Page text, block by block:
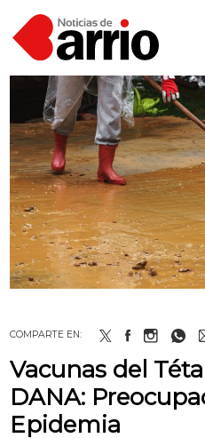
COMPARTE EN:
Vacunas del
DANA:
Epidemia